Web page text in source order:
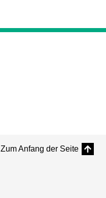
Zum Anfang der Seite